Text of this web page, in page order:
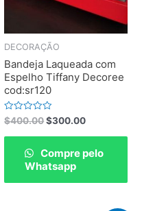
DECORAÇÃO
Bandeja Laqueada com
Espelho Tiffany Decoree
cod:sr120
Rated
0
out
$400.00 $300.00
Compre pelo
Whatsapp